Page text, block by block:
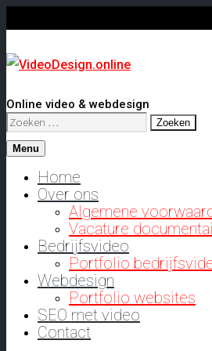
Online video & webdesign
Zoeken
naar:
Menu
Home
Over ons
Algemene
Vacature
Bedrijfsvideo
Portfolio
Webdesign
Portfolio websites
SEO met video
Contact